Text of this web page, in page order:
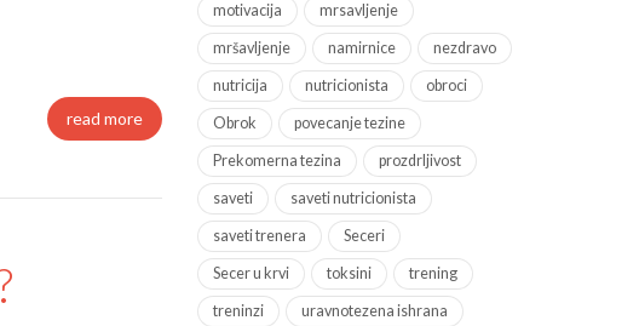
read more
motivacija mrsavljenje
mršavljenje namirnice nezdravo
nutricija nutricionista obroci
Obrok povecanje tezine
Prekomerna tezina prozdrljivost
saveti saveti nutricionista
saveti trenera Seceri
Secer u krvi toksini trening
treninzi uravnotezena ishrana